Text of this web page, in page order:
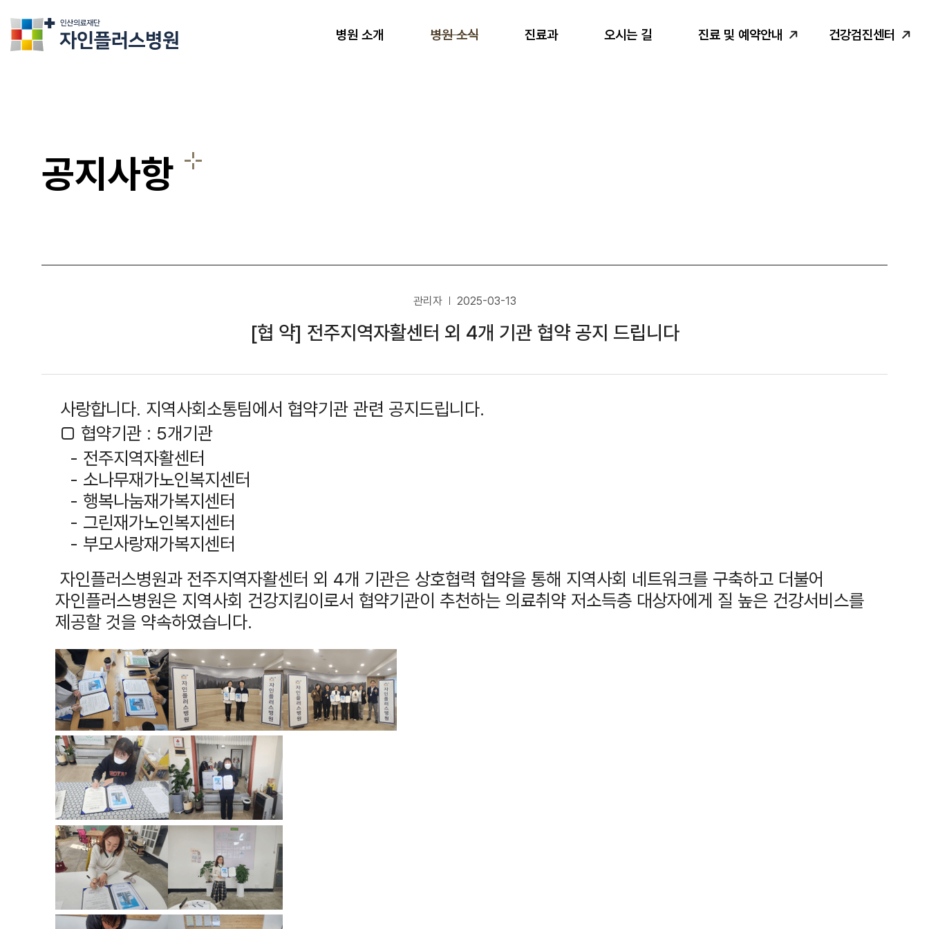
병원 소개 병원 소식 진료과 오시는 길 진료 및 예약안내 건강검진센터
공지사항
관리자 2025-03-13
[협 약] 전주지역자활센터 외 4개 기관 협약 공지 드립니다
사랑합니다. 지역사회소통팀에서 협약기관 관련 공지드립니다.
□ 협약기관 : 5개기관
- 전주지역자활센터
- 소나무재가노인복지센터
- 행복나눔재가복지센터
- 그린재가노인복지센터
- 부모사랑재가복지센터
자인플러스병원과 전주지역자활센터 외 4개 기관은 상호협력 협약을 통해 지역사회 네트워크를 구축하고 더불어
자인플러스병원은 지역사회 건강지킴이로서 협약기관이 추천하는 의료취약 저소득층 대상자에게 질 높은 건강서비스를
제공할 것을 약속하였습니다.